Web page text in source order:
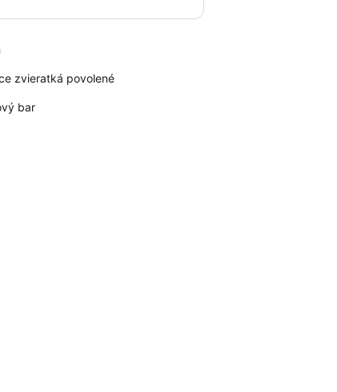
zvieratká povolené
bar